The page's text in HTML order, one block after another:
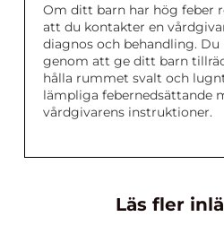
Om ditt barn har hög feber
att du kontakter en
diagnos och behandling. Du
genom att ge ditt barn
hålla rummet svalt och
lämpliga febernedsättande
vårdgivarens instruktioner.
Läs fler